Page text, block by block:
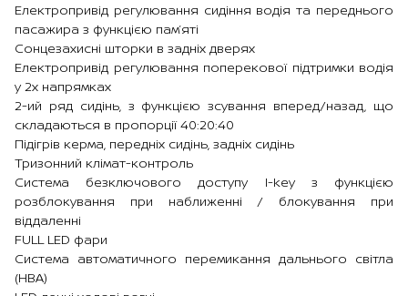
Електропривід регулювання сидіння водія та переднього
пасажира з функцією пам’яті
Сонцезахисні шторки в задніх дверях
Електропривід регулювання поперекової підтримки водія
у 2х напрямках
2-ий ряд сидінь, з функцією зсування вперед/назад, що
складаються в пропорції 40:20:40
Підігрів керма, передніх сидінь, задніх сидінь
Тризонний клімат-контроль
Система безключового доступу I-key з функцією
розблокування при наближенні / блокування при
віддаленні
FULL LED фари
Система автоматичного перемикання дальнього світла
(НВА)